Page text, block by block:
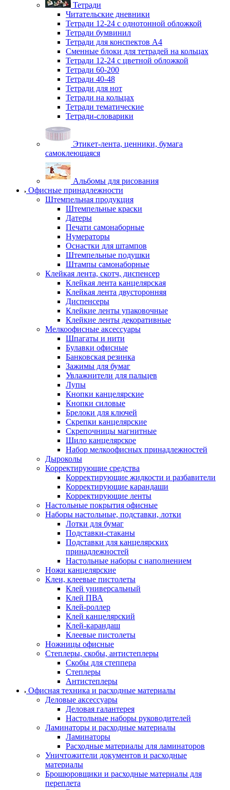
Тетради
Читательские дневники
Тетради 12-24 с однотонной обложкой
Тетради бумвинил
Тетради для конспектов А4
Сменные блоки для тетрадей на кольцах
Тетради 12-24 с цветной обложкой
Тетради 60-200
Тетради 40-48
Тетради для нот
Тетради на кольцах
Тетради тематические
Тетради-словарики
Этикет-лента, ценники, бумага
самоклеющаяся
Альбомы для рисования
Офисные принадлежности
Штемпельная продукция
Штемпельные краски
Датеры
Печати самонаборные
Нумераторы
Оснастки для штампов
Штемпельные подушки
Штампы самонаборные
Клейкая лента, скотч, диспенсер
Клейкая лента канцелярская
Клейкая лента двусторонняя
Диспенсеры
Клейкие ленты упаковочные
Клейкие ленты декоративные
Мелкоофисные аксессуары
Шпагаты и нити
Булавки офисные
Банковская резинка
Зажимы для бумаг
Увлажнители для пальцев
Лупы
Кнопки канцелярские
Кнопки силовые
Брелоки для ключей
Скрепки канцелярские
Скрепочницы магнитные
Шило канцелярское
Набор мелкоофисных принадлежностей
Дыроколы
Корректирующие средства
Корректирующие жидкости и разбавители
Корректирующие карандаши
Корректирующие ленты
Настольные покрытия офисные
Наборы настольные, подставки, лотки
Лотки для бумаг
Подставки-стаканы
Подставки для канцелярских
принадлежностей
Настольные наборы с наполнением
Ножи канцелярские
Клеи, клеевые пистолеты
Клей универсальный
Клей ПВА
Клей-роллер
Клей канцелярский
Клей-карандаш
Клеевые пистолеты
Ножницы офисные
Степлеры, скобы, антистеплеры
Скобы для степпера
Степлеры
Антистеплеры
Офисная техника и расходные материалы
Деловые аксессуары
Деловая галантерея
Настольные наборы руководителей
Ламинаторы и расходные материалы
Ламинаторы
Расходные материалы для ламинаторов
Уничтожители документов и расходные
материалы
Брошюровщики и расходные материалы для
переплета